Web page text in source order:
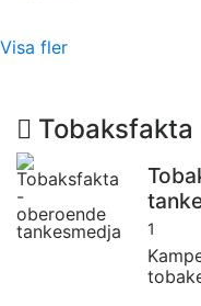
Visa fler
Tobaksfakta
1